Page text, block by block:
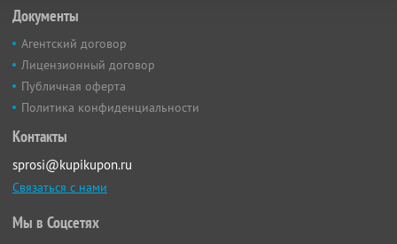
Документы
Агентский договор
Лицензионный договор
Публичная оферта
Политика конфиденциальности
Контакты
sprosi@kupikupon.ru
Связаться с нами
Мы в Соцсетях